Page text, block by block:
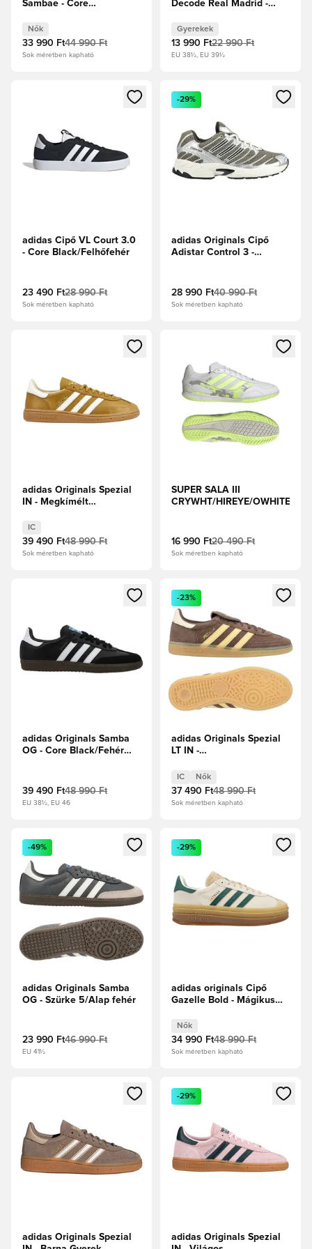
Sambae - Core
metál Női
Nők
33 990 Ft44 990 Ft
Sok méretben kapható
Decode Real Madrid -
cipők/Világosszürke/Világos
gumibarna Gyerek
Gyerekek
13 990 Ft22 990 Ft
EU 38½, EU 39½
Megnyit egy modált a bejelentkezéshez vagy a tagként
adidas Cipő VL Court 3.0
- Core Black/Felhőfehér
23 490 Ft28 990 Ft
Sok méretben kapható
Megnyit egy modált a
-29%
adidas Originals Cipő
Adistar Control 3 -
28 990 Ft40 990 Ft
Sok méretben kapható
Megnyit egy modált a bejelentkezéshez vagy a tagként
adidas Originals Spezial
IN - Megkímélt
IC
39 490 Ft48 990 Ft
Sok méretben kapható
Megnyit egy modált a
SUPER SALA III
CRYWHT/HIREYE/OWHITE
16 990 Ft20 490 Ft
Sok méretben kapható
Megnyit egy modált a bejelentkezéshez vagy a tagként
adidas Originals Samba
OG - Core Black/Fehér
39 490 Ft48 990 Ft
EU 38½, EU 46
Megnyit egy modált a
-23%
adidas Originals Spezial
LT IN -
Árnyalat/Csodafehér Női
IC Nők
37 490 Ft48 990 Ft
Sok méretben kapható
Megnyit egy modált a bejelentkezéshez vagy a tagként
-49%
adidas Originals Samba
OG - Szürke 5/Alap fehér
23 990 Ft46 990 Ft
EU 41½
Megnyit egy modált a
-29%
adidas originals Cipő
Gazelle Bold - Mágikus
zöld/Krémfehér Női
Nők
34 990 Ft48 990 Ft
Sok méretben kapható
Megnyit egy modált a bejelentkezéshez vagy a tagként
adidas Originals Spezial
Megnyit egy modált a
-29%
adidas Originals Spezial